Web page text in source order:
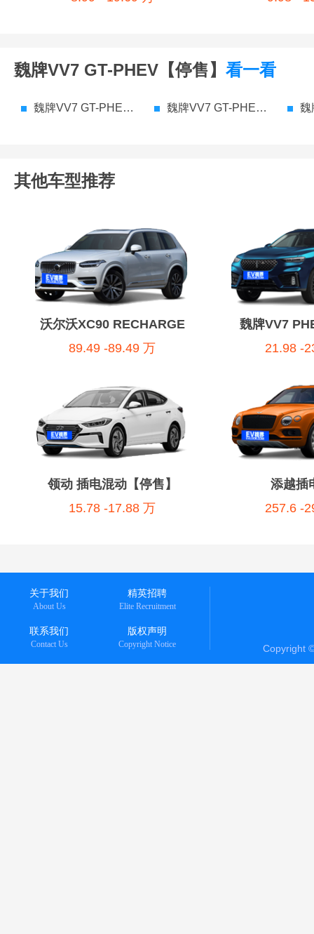
魏牌VV7 GT-PHEV【停售】 看一看
魏牌VV7 GT-PHEV【停售】 参数配置 魏牌VV7 GT-PHEV【停售】 价格 魏牌
其他车型推荐
沃尔沃XC90 RECHARGE
89.49 -89.49 万
魏牌VV7
21.98 -
领动 插电混动【停售】
15.78 -17.88 万
添越插
257.6 -
关于我们
About Us
精英招聘
Elite Recruitment
联系我们
Contact Us
版权声明
Copyright Notice Copyright